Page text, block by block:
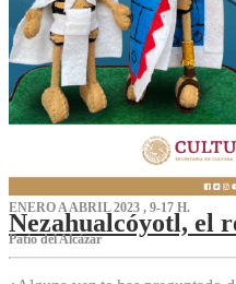
ENERO A ABRIL 2023 , 9-17 H.
Nezahualcóyotl, el
Patio del Alcázar